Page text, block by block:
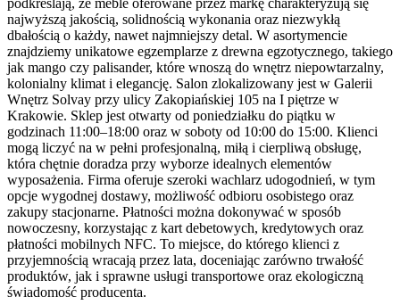
podkreślają, że meble oferowane przez markę charakteryzują się
najwyższą jakością, solidnością wykonania oraz niezwykłą
dbałością o każdy, nawet najmniejszy detal. W asortymencie
znajdziemy unikatowe egzemplarze z drewna egzotycznego, takiego
jak mango czy palisander, które wnoszą do wnętrz niepowtarzalny,
kolonialny klimat i elegancję. Salon zlokalizowany jest w Galerii
Wnętrz Solvay przy ulicy Zakopiańskiej 105 na I piętrze w
Krakowie. Sklep jest otwarty od poniedziałku do piątku w
godzinach 11:00–18:00 oraz w soboty od 10:00 do 15:00. Klienci
mogą liczyć na w pełni profesjonalną, miłą i cierpliwą obsługę,
która chętnie doradza przy wyborze idealnych elementów
wyposażenia. Firma oferuje szeroki wachlarz udogodnień, w tym
opcje wygodnej dostawy, możliwość odbioru osobistego oraz
zakupy stacjonarne. Płatności można dokonywać w sposób
nowoczesny, korzystając z kart debetowych, kredytowych oraz
płatności mobilnych NFC. To miejsce, do którego klienci z
przyjemnością wracają przez lata, doceniając zarówno trwałość
produktów, jak i sprawne usługi transportowe oraz ekologiczną
świadomość producenta.